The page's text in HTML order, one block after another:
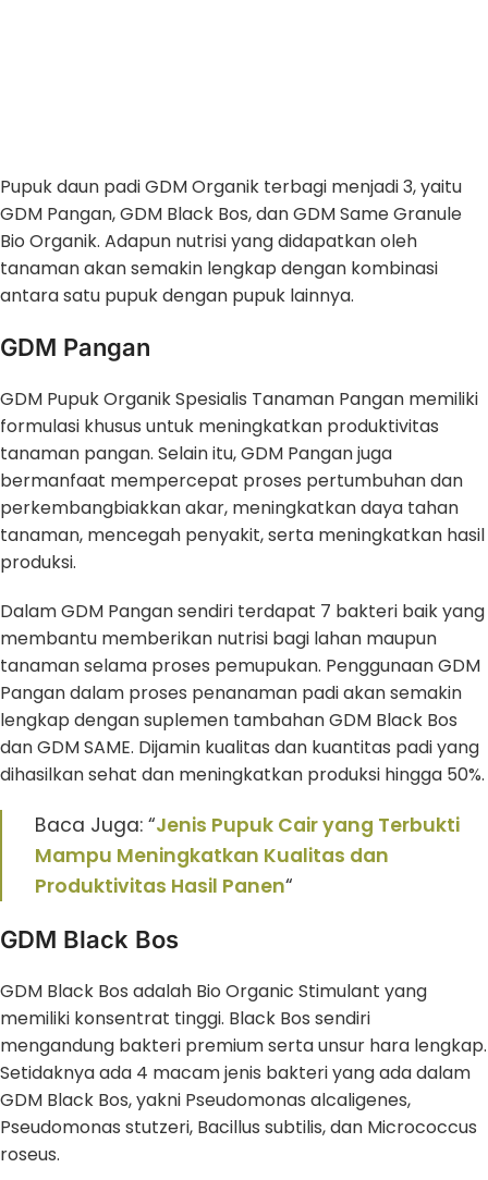
Pupuk daun padi GDM Organik terbagi menjadi 3, yaitu
GDM Pangan, GDM Black Bos, dan GDM Same Granule
Bio Organik. Adapun nutrisi yang didapatkan oleh
tanaman akan semakin lengkap dengan kombinasi
antara satu pupuk dengan pupuk lainnya.
GDM Pangan
GDM Pupuk Organik Spesialis Tanaman Pangan memiliki
formulasi khusus untuk meningkatkan produktivitas
tanaman pangan. Selain itu, GDM Pangan juga
bermanfaat mempercepat proses pertumbuhan dan
perkembangbiakkan akar, meningkatkan daya tahan
tanaman, mencegah penyakit, serta meningkatkan hasil
produksi.
Dalam GDM Pangan sendiri terdapat 7 bakteri baik yang
membantu memberikan nutrisi bagi lahan maupun
tanaman selama proses pemupukan. Penggunaan GDM
Pangan dalam proses penanaman padi akan semakin
lengkap dengan suplemen tambahan GDM Black Bos
dan GDM SAME. Dijamin kualitas dan kuantitas padi yang
dihasilkan sehat dan meningkatkan produksi hingga 50%.
Baca Juga: “Jenis Pupuk Cair yang Terbukti
Mampu Meningkatkan Kualitas dan
Produktivitas Hasil Panen“
GDM Black Bos
GDM Black Bos adalah Bio Organic Stimulant yang
memiliki konsentrat tinggi. Black Bos sendiri
mengandung bakteri premium serta unsur hara lengkap.
Setidaknya ada 4 macam jenis bakteri yang ada dalam
GDM Black Bos, yakni Pseudomonas alcaligenes,
Pseudomonas stutzeri, Bacillus subtilis, dan Micrococcus
roseus.